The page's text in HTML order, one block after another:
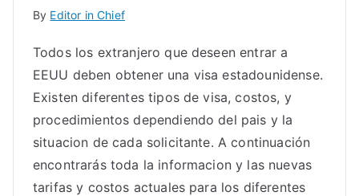
By Editor in Chief
Todos los extranjero que deseen entrar a
EEUU deben obtener una visa estadounidense.
Existen diferentes tipos de visa, costos, y
procedimientos dependiendo del pais y la
situacion de cada solicitante. A continuación
encontrarás toda la informacion y las nuevas
tarifas y costos actuales para los diferentes